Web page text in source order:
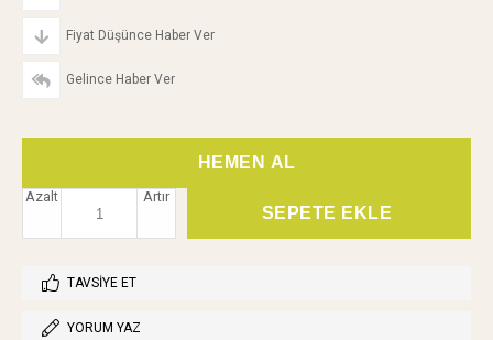
Fiyat Düşünce Haber Ver
Gelince Haber Ver
Artır
Azalt
TAVSIYE ET
YORUM YAZ